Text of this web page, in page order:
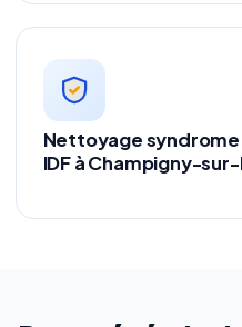
Nettoyage syndrome
IDF à Champigny-